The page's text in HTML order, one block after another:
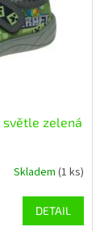
světle zelená
Skladem (1 ks)
DETAIL